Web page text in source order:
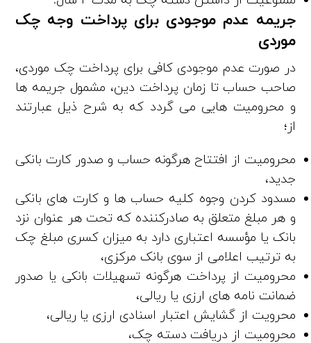
جریمه عدم موجودی برای پرداخت وجه چک
موردی
در صورت عدم موجودی کافی برای پرداخت چک موردی،
صاحب حساب تا زمان پرداخت دین، مشمول جریمه­ ها
و محرومیت ­هایی می ­گردد که به شرح ذیل عبارتند
از؛
محرومیت از افتتاح هرگونه حساب و صدور کارت بانکی
جدید،
مسدود کردن وجوه کلیه حساب ‌ها و کارت‌ های بانکی
و هر مبلغ متعلق به صادرکننده که تحت هر عنوان نزد
بانک یا مؤسسه اعتباری دارد به میزان کسری مبلغ چک
به ترتیب اعلامی از سوی بانک مرکزی،
محرومیت از پرداخت هرگونه تسهیلات بانکی یا صدور
ضمانت نامه ‌های ارزی یا ریالی،
محرویت از گشایش اعتبار اسنادی ارزی یا ریالی،
محرومیت از دریافت دسته چک،